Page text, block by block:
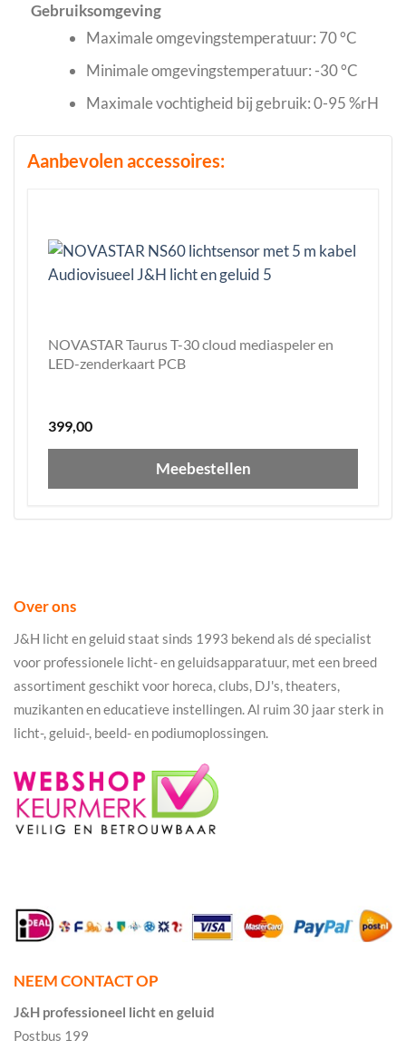
Gebruiksomgeving
Maximale omgevingstemperatuur: 70 °C
Minimale omgevingstemperatuur: -30 °C
Maximale vochtigheid bij gebruik: 0-95 %rH
Aanbevolen accessoires:
NOVASTAR Taurus T-30 cloud mediaspeler en
LED-zenderkaart PCB
399,00
Meebestellen
Over ons
J&H licht en geluid staat sinds 1993 bekend als dé specialist
voor professionele licht- en geluidsapparatuur, met een breed
assortiment geschikt voor horeca, clubs, DJ's, theaters,
muzikanten en educatieve instellingen. Al ruim 30 jaar sterk in
licht-, geluid-, beeld- en podiumoplossingen.
NEEM CONTACT OP
J&H professioneel licht en geluid
Postbus 199